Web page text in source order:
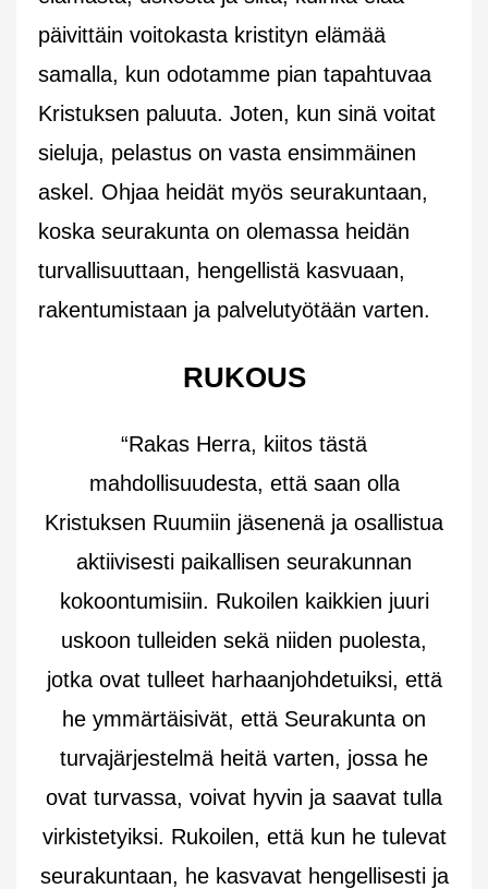
päivittäin voitokasta kristityn elämää
samalla, kun odotamme pian tapahtuvaa
Kristuksen paluuta. Joten, kun sinä voitat
sieluja, pelastus on vasta ensimmäinen
askel. Ohjaa heidät myös seurakuntaan,
koska seurakunta on olemassa heidän
turvallisuuttaan, hengellistä kasvuaan,
rakentumistaan ja palvelutyötään varten.
RUKOUS
“Rakas Herra, kiitos tästä
mahdollisuudesta, että saan olla
Kristuksen Ruumiin jäsenenä ja osallistua
aktiivisesti paikallisen seurakunnan
kokoontumisiin. Rukoilen kaikkien juuri
uskoon tulleiden sekä niiden puolesta,
jotka ovat tulleet harhaanjohdetuiksi, että
he ymmärtäisivät, että Seurakunta on
turvajärjestelmä heitä varten, jossa he
ovat turvassa, voivat hyvin ja saavat tulla
virkistetyiksi. Rukoilen, että kun he tulevat
seurakuntaan, he kasvavat hengellisesti ja